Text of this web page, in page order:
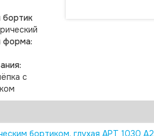
бортик
форма:
с
бортиком, глухая АРТ 1030 А2